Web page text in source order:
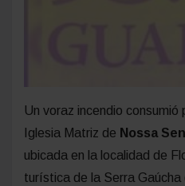
Un voraz incendio
Iglesia Matriz de Nossa
ubicada en la localidad de
turística de la Serra Gaúcha